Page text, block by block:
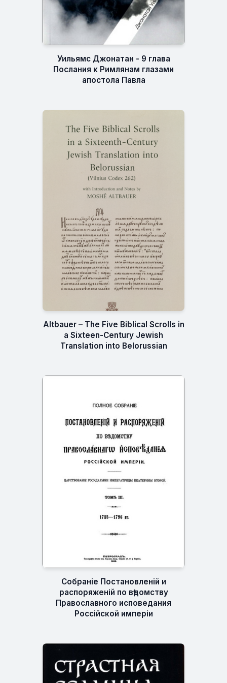
Уильямс Джонатан - 9 глава
Послания к Римлянам глазами
апостола Павла
Altbauer – The Five Biblical Scrolls in
a Sixteen-Century Jewish
Translation into Belorussian
Cобраніе Постановленій и
распоряженій по вѣдомству
Православного исповедания
Россійской имперіи